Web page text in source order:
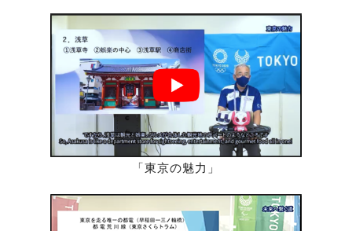
「東京の魅力」